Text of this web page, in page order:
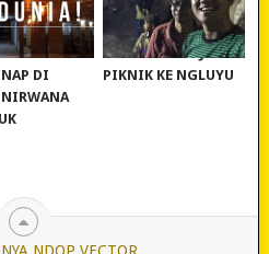
BANGET!
DI
WISATA NGANJUK:
PIKNIK KE NGLUYU